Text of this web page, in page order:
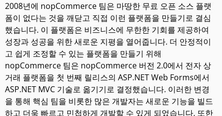
2008년에 nopCommerce 팀은 마땅한 무료 오픈 소스 플랫
폼이 없다는 것을 깨닫고 직접 이런 플랫폼을 만들기로 결심
했습니다. 이 플랫폼은 비즈니스에 무한한 기회를 제공하여
성장과 성공을 위한 새로운 지평을 열어줍니다. 더 안정적이
고 쉽게 조정할 수 있는 플랫폼을 만들기 위해
nopCommerce 팀은 nopCommerce 버전 2.0에서 전자 상
거래 플랫폼을 첫 번째 릴리스의 ASP.NET Web Forms에서
ASP.NET MVC 기술로 옮기기로 결정했습니다. 이러한 변경
을 통해 핵심 팀을 비롯한 많은 개발자는 새로운 기능을 빌드
하고 더욱 빠르고 민첩하게 개발할 수 있게 되었습니다. 또한